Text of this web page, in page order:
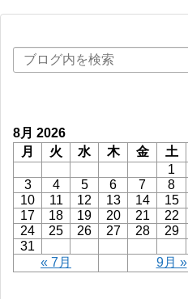
8月 2026
月
火 水 木 金 土
1
3
4 5 6 7 8
10
11 12 13 14 15
17
18 19 20 21 22
24
25 26 27 28 29
31
« 7月
9月 »